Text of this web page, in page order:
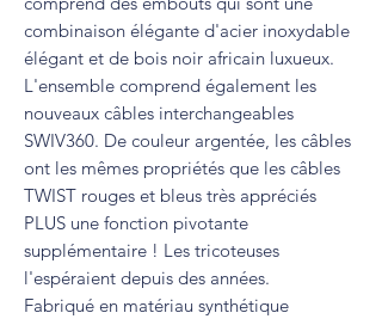
combinaison élégante d'acier inoxydable
élégant et de bois noir africain luxueux.
L'ensemble comprend également les
nouveaux câbles interchangeables
SWIV360. De couleur argentée, les câbles
ont les mêmes propriétés que les câbles
TWIST rouges et bleus très appréciés
PLUS une fonction pivotante
supplémentaire ! Les tricoteuses
l'espéraient depuis des années.
Fabriqué en matériau synthétique